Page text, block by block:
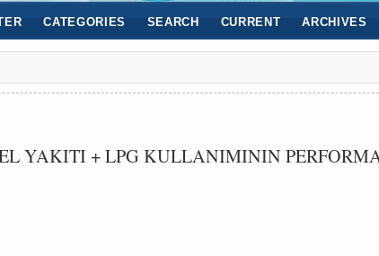
CATEGORIES SEARCH CURRENT ARCHIVES
YAKITI + LPG KULLANIMININ